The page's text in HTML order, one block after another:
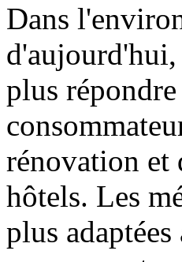
Dans
d'aujourd'hui,
plus
rénovation et
hôtels. Les
plus